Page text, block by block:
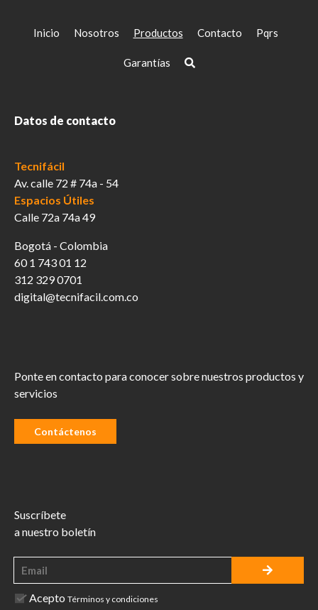
Inicio Nosotros Productos Contacto Pqrs
Garantías
Datos de contacto
Tecnifácil
Av. calle 72 # 74a - 54
Espacios Útiles
Calle 72a 74a 49
Bogotá - Colombia
60 1 743 01 12
312 329 0701
digital@tecnifacil.com.co
Ponte en contacto para conocer sobre nuestros productos y
servicios
Contáctenos
Suscríbete
a nuestro boletín
Acepto Términos y condiciones